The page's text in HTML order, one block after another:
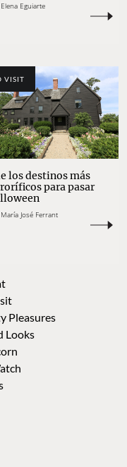
Elena Eguiarte
VISIT
los destinos más
para pasar
María José Ferrant
Pleasures
Looks